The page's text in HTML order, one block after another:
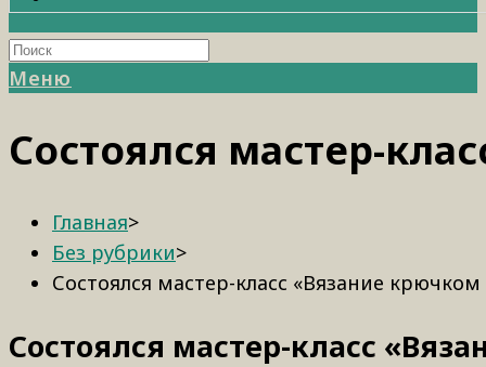
Меню
Состоялся мастер-
Главная>
Без рубрики>
Состоялся мастер-класс «Вязание
Состоялся мастер-класс